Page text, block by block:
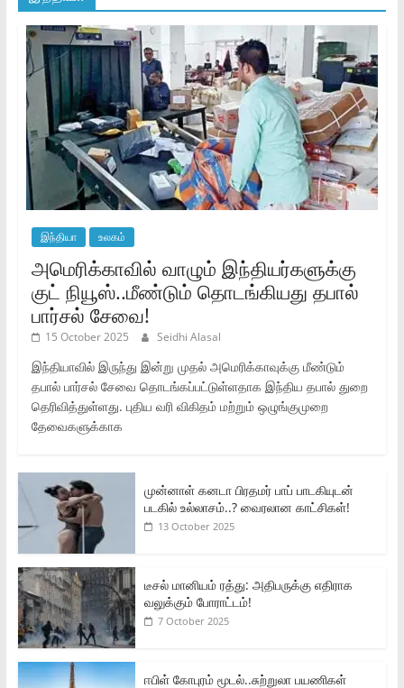
இந்தியா உலகம்
அமெரிக்காவில் வாழும் இந்தியர்களுக்கு
குட் நியூஸ்..மீண்டும் தொடங்கியது தபால்
பார்சல் சேவை!
15 October 2025 Seidhi Alasal
இந்தியாவில் இருந்து இன்று முதல் அமெரிக்காவுக்கு மீண்டும்
தபால் பார்சல் சேவை தொடங்கப்பட்டுள்ளதாக இந்திய தபால் துறை
தெரிவித்துள்ளது. புதிய வரி விகிதம் மற்றும் ஒழுங்குமுறை
தேவைகளுக்காக
முன்னாள் கனடா பிரதமர் பாப் பாடகியுடன்
படகில் உல்லாசம்..? வைரலான காட்சிகள்!
13 October 2025
டீசல் மானியம் ரத்து: அதிபருக்கு எதிராக
வலுக்கும் போராட்டம்!
7 October 2025
ஈபிள் கோபுரம் மூடல்..சுற்றுலா பயணிகள்